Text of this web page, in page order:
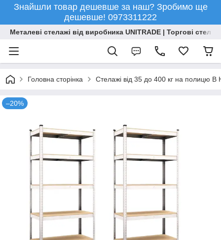
Знайшли товар дешевше за наш? Зробимо ще
дешевше! 0973311222
Металеві стелажі від виробника UNITRADE | Торгові
Головна сторінка Стелажі від 35 до 400 кг на полицю
–20%